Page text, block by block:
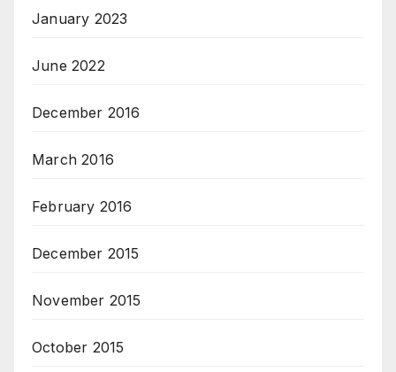
January 2023
June 2022
December 2016
March 2016
February 2016
December 2015
November 2015
October 2015